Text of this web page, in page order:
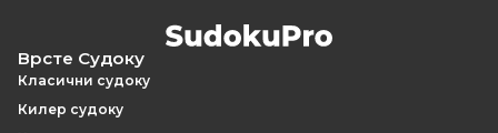
Врсте Судоку
Класични судоку
Килер судоку